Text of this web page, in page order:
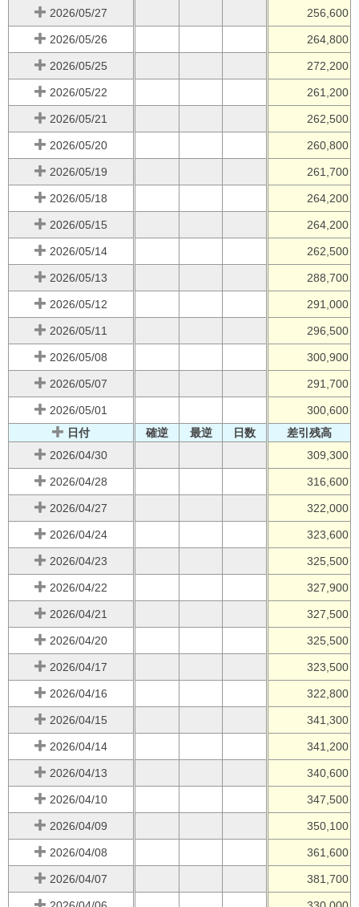
2026/05/27 256,600
2026/05/26 264,800
2026/05/25 272,200
2026/05/22 261,200
2026/05/21 262,500
2026/05/20 260,800
2026/05/19 261,700
2026/05/18 264,200
2026/05/15 264,200
2026/05/14 262,500
2026/05/13 288,700
2026/05/12 291,000
2026/05/11 296,500
2026/05/08 300,900
2026/05/07 291,700
2026/05/01
300,600
日付
確逆 最逆 日数
差引残高
2026/04/30
309,300
2026/04/28 316,600
2026/04/27 322,000
2026/04/24 323,600
2026/04/23 325,500
2026/04/22 327,900
2026/04/21 327,500
2026/04/20 325,500
2026/04/17 323,500
2026/04/16 322,800
2026/04/15 341,300
2026/04/14 341,200
2026/04/13 340,600
2026/04/10 347,500
2026/04/09 350,100
2026/04/08 361,600
2026/04/07 381,700